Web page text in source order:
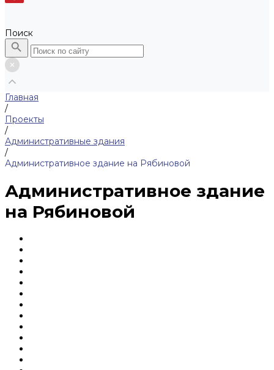
Поиск
Главная
/
Проекты
/
Административные здания
/
Административное здание на Рябиновой
Административное здание
на Рябиновой